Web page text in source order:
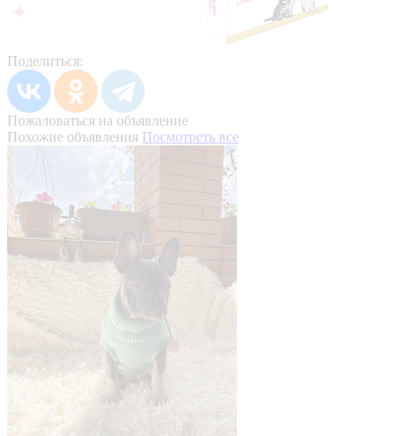
Поделиться:
Пожаловаться на объявление
Похожие объявления Посмотреть все